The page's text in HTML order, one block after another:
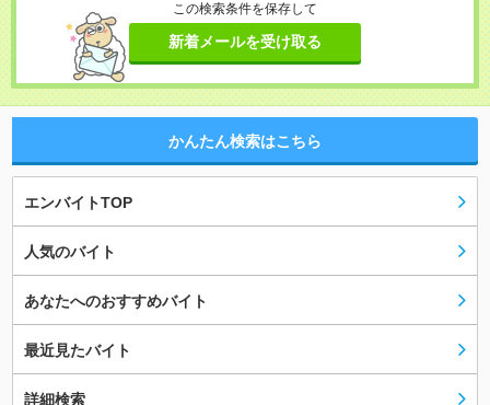
この検索条件を保存して
新着メールを受け取る
かんたん検索はこちら
エンバイトTOP
人気のバイト
あなたへのおすすめバイト
最近見たバイト
詳細検索